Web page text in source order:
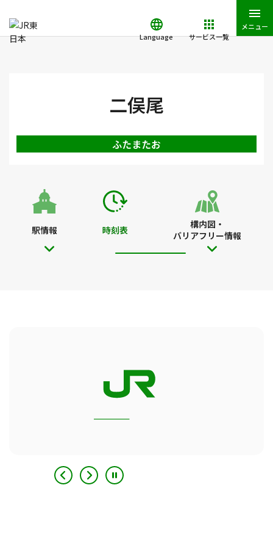
Language サービス一覧
メニュー
二俣尾
ふたまたお
駅情報 時刻表
構内図・
バリアフリー情報